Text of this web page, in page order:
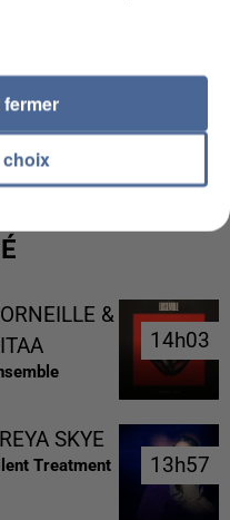
DE LA DZ
&
14h03
14h03
SKYE
Treatment 13h57
13h57
choix